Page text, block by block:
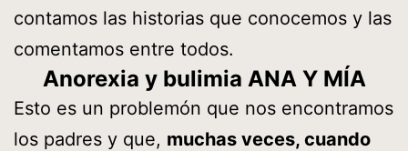
contamos las historias que conocemos y las
comentamos entre todos.
Anorexia y bulimia ANA Y MÍA
Esto es un problemón que nos encontramos
los padres y que, muchas veces, cuando